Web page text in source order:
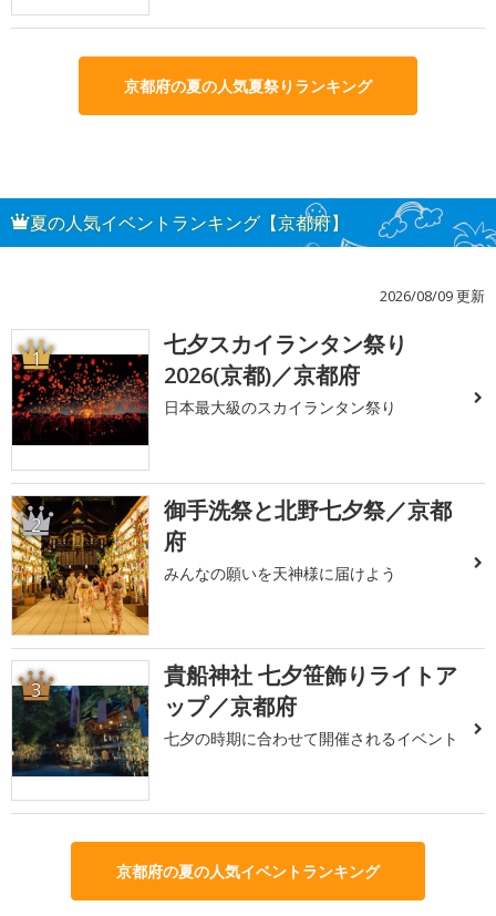
京都府の夏の人気夏祭りランキング
夏の人気イベントランキング【京都府】
2026/08/09 更新
1
七夕スカイランタン祭り
2026(京都)／京都府
日本最大級のスカイランタン祭り
2
御手洗祭と北野七夕祭／京都
府
みんなの願いを天神様に届けよう
3
貴船神社 七夕笹飾りライトア
ップ／京都府
七夕の時期に合わせて開催されるイベント
京都府の夏の人気イベントランキング